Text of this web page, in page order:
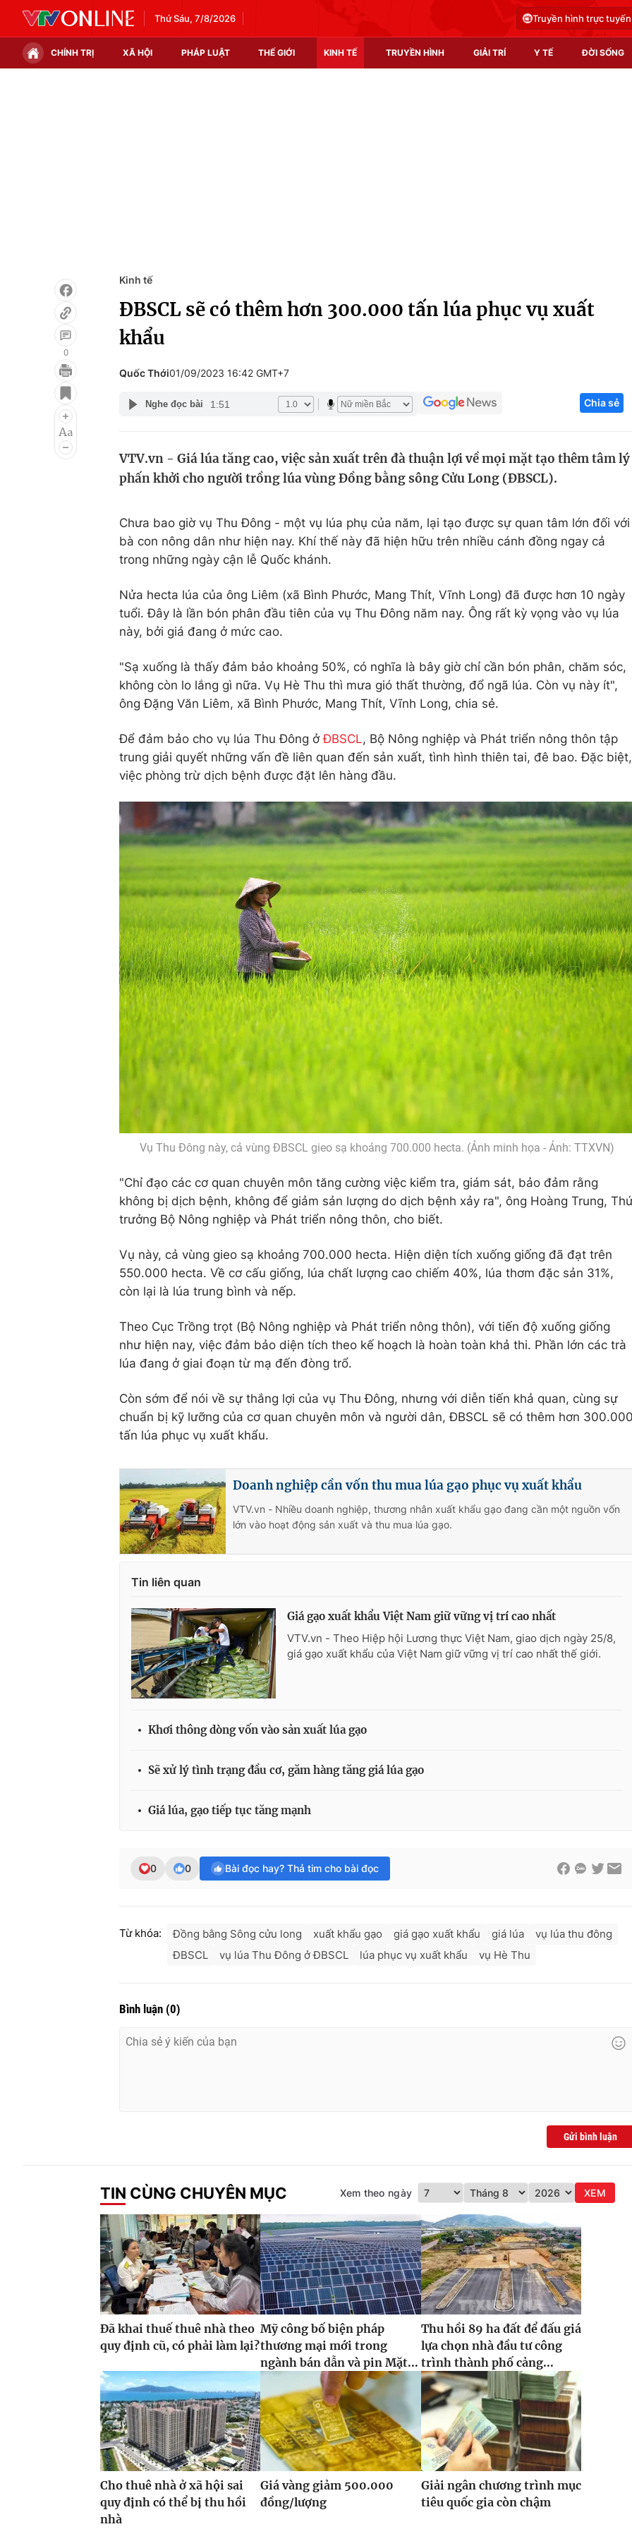
Thứ Sáu, 7/8/2026 Truyền hình trực tuyến
CHÍNH TRỊ XÃ HỘI PHÁP LUẬT THẾ GIỚI KINH TẾ TRUYỀN HÌNH GIẢI TRÍ Y TẾ ĐỜI SỐNG
Infographic
Điện ảnh
Âm nhạc
Du lịch
Chất lượng cuộc sống
Tuyển sinh
Hitech Công
Thị trường
0
Kinh tế
ĐBSCL sẽ có thêm hơn 300.000 tấn lúa phục vụ xuất
khẩu
Quốc Thới01/09/2023 16:42 GMT+7
Nghe đọc bài 1:51 Chia sẻ
VTV.vn - Giá lúa tăng cao, việc sản xuất trên đà thuận lợi về mọi mặt tạo thêm tâm lý
phấn khởi cho người trồng lúa vùng Đồng bằng sông Cửu Long (ĐBSCL).
Chưa bao giờ vụ Thu Đông - một vụ lúa phụ của năm, lại tạo được sự quan tâm lớn đối với
bà con nông dân như hiện nay. Khí thế này đã hiện hữu trên nhiều cánh đồng ngay cả
trong những ngày cận lễ Quốc khánh.
Nửa hecta lúa của ông Liêm (xã Bình Phước, Mang Thít, Vĩnh Long) đã được hơn 10 ngày
tuổi. Đây là lần bón phân đầu tiên của vụ Thu Đông năm nay. Ông rất kỳ vọng vào vụ lúa
này, bởi giá đang ở mức cao.
"Sạ xuống là thấy đảm bảo khoảng 50%, có nghĩa là bây giờ chỉ cần bón phân, chăm sóc,
không còn lo lắng gì nữa. Vụ Hè Thu thì mưa gió thất thường, đổ ngã lúa. Còn vụ này ít",
ông Đặng Văn Liêm, xã Bình Phước, Mang Thít, Vĩnh Long, chia sẻ.
Để đảm bảo cho vụ lúa Thu Đông ởĐBSCL, Bộ Nông nghiệp và Phát triển nông thôn tập
trung giải quyết những vấn đề liên quan đến sản xuất, tình hình thiên tai, đê bao. Đặc biệt,
việc phòng trừ dịch bệnh được đặt lên hàng đầu.
Vụ Thu Đông này, cả vùng ĐBSCL gieo sạ khoảng 700.000 hecta. (Ảnh minh họa - Ảnh: TTXVN)
"Chỉ đạo các cơ quan chuyên môn tăng cường việc kiểm tra, giám sát, bảo đảm rằng
không bị dịch bệnh, không để giảm sản lượng do dịch bệnh xảy ra", ông Hoàng Trung,
trưởng Bộ Nông nghiệp và Phát triển nông thôn, cho biết.
Vụ này, cả vùng gieo sạ khoảng 700.000 hecta. Hiện diện tích xuống giống đã đạt trên
550.000 hecta. Về cơ cấu giống, lúa chất lượng cao chiếm 40%, lúa thơm đặc sản 31%,
còn lại là lúa trung bình và nếp.
Theo Cục Trồng trọt (Bộ Nông nghiệp và Phát triển nông thôn), với tiến độ xuống giống
như hiện nay, việc đảm bảo diện tích theo kế hoạch là hoàn toàn khả thi. Phần lớn các trà
lúa đang ở giai đoạn từ mạ đến đòng trổ.
Còn sớm để nói về sự thắng lợi của vụ Thu Đông, nhưng với diễn tiến khả quan, cùng sự
chuẩn bị kỹ lưỡng của cơ quan chuyên môn và người dân, ĐBSCL sẽ có thêm hơn
tấn lúa phục vụ xuất khẩu.
Doanh nghiệp cần vốn thu mua lúa gạo phục vụ xuất khẩu
VTV.vn - Nhiều doanh nghiệp, thương nhân xuất khẩu gạo đang cần một nguồn vốn
lớn vào hoạt động sản xuất và thu mua lúa gạo.
Tin liên quan
Giá gạo xuất khẩu Việt Nam giữ vững vị trí cao nhất
VTV.vn - Theo Hiệp hội Lương thực Việt Nam, giao dịch ngày 25/8,
giá gạo xuất khẩu của Việt Nam giữ vững vị trí cao nhất thế giới.
Khơi thông dòng vốn vào sản xuất lúa gạo
Sẽ xử lý tình trạng đầu cơ, găm hàng tăng giá lúa gạo
Giá lúa, gạo tiếp tục tăng mạnh
0 0 Bài đọc hay? Thả tim cho bài đọc
Từ khóa: Đồng bằng Sông cửu long xuất khẩu gạo giá gạo xuất khẩu giá lúa
vụ lúa thu đông
ĐBSCL
vụ lúa Thu Đông ở ĐBSCL lúa phục vụ xuất khẩu vụ Hè Thu
Bình luận (0)
Gửi bình luận
TIN CÙNG CHUYÊN MỤC Xem theo ngày XEM
Đã khai thuế thuê nhà theo
quy định cũ, có phải làm lại?
Mỹ công bố biện pháp
thương mại mới trong
ngành bán dẫn và pin Mặt...
Thu hồi 89 ha đất để đấu giá
lựa chọn nhà đầu tư công
trình thành phố cảng...
Cho thuê nhà ở xã hội sai
quy định có thể bị thu hồi
nhà
Giá vàng giảm 500.000
đồng/lượng
Giải ngân chương trình mục
tiêu quốc gia còn chậm